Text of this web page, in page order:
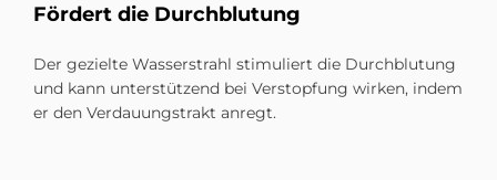
För­dert die Durch­blu­tung
Der gezielte Wasserstrahl stimuliert die Durchblutung
und kann unterstützend bei Verstopfung wirken, indem
er den Verdauungstrakt anregt.